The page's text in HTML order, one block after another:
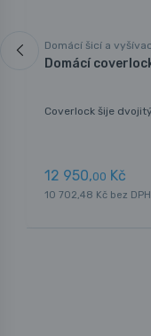
Domácí šicí a
Domácí
Coverlock šije
12 950,00 Kč
10 702,48 Kč bez DPH